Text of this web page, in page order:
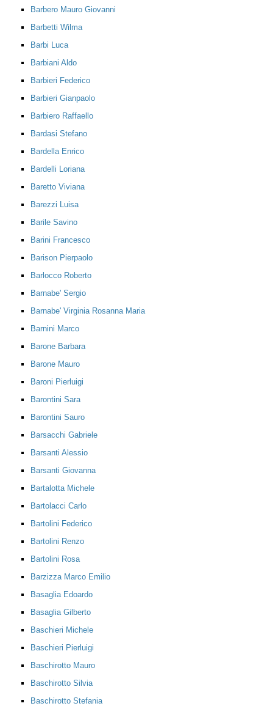
Barbero Mauro Giovanni
Barbetti Wilma
Barbi Luca
Barbiani Aldo
Barbieri Federico
Barbieri Gianpaolo
Barbiero Raffaello
Bardasi Stefano
Bardella Enrico
Bardelli Loriana
Baretto Viviana
Barezzi Luisa
Barile Savino
Barini Francesco
Barison Pierpaolo
Barlocco Roberto
Barnabe' Sergio
Barnabe' Virginia Rosanna Maria
Barnini Marco
Barone Barbara
Barone Mauro
Baroni Pierluigi
Barontini Sara
Barontini Sauro
Barsacchi Gabriele
Barsanti Alessio
Barsanti Giovanna
Bartalotta Michele
Bartolacci Carlo
Bartolini Federico
Bartolini Renzo
Bartolini Rosa
Barzizza Marco Emilio
Basaglia Edoardo
Basaglia Gilberto
Baschieri Michele
Baschieri Pierluigi
Baschirotto Mauro
Baschirotto Silvia
Baschirotto Stefania